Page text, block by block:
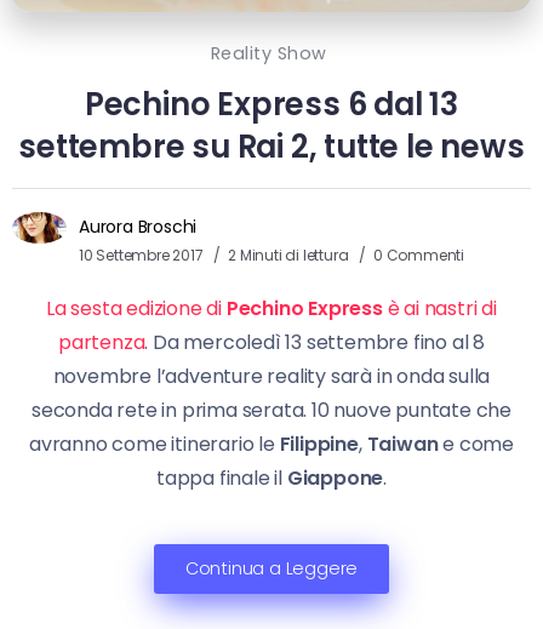
Reality Show
Pechino Express 6 dal 13
settembre su Rai 2, tutte le news
Aurora Broschi
10 Settembre 2017 2 Minuti di lettura 0 Commenti
La sesta edizione di Pechino Expressè ai nastri di
partenza. Da mercoledì 13 settembre fino al 8
novembre l’adventure reality sarà in onda sulla
seconda rete in prima serata. 10 nuove puntate che
avranno come itinerario le Filippine, Taiwane come
tappa finale il Giappone.
Continua a Leggere